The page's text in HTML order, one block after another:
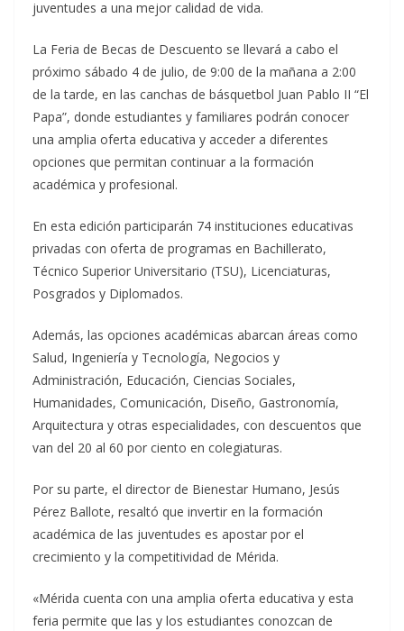
juventudes a una mejor calidad de vida.
La Feria de Becas de Descuento se llevará a cabo el
próximo sábado 4 de julio, de 9:00 de la mañana a 2:00
de la tarde, en las canchas de básquetbol Juan Pablo II “El
Papa”, donde estudiantes y familiares podrán conocer
una amplia oferta educativa y acceder a diferentes
opciones que permitan continuar a la formación
académica y profesional.
En esta edición participarán 74 instituciones educativas
privadas con oferta de programas en Bachillerato,
Técnico Superior Universitario (TSU), Licenciaturas,
Posgrados y Diplomados.
Además, las opciones académicas abarcan áreas como
Salud, Ingeniería y Tecnología, Negocios y
Administración, Educación, Ciencias Sociales,
Humanidades, Comunicación, Diseño, Gastronomía,
Arquitectura y otras especialidades, con descuentos que
van del 20 al 60 por ciento en colegiaturas.
Por su parte, el director de Bienestar Humano, Jesús
Pérez Ballote, resaltó que invertir en la formación
académica de las juventudes es apostar por el
crecimiento y la competitividad de Mérida.
«Mérida cuenta con una amplia oferta educativa y esta
feria permite que las y los estudiantes conozcan de